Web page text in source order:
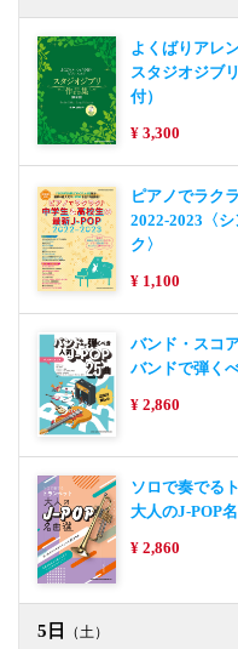
よくばりアレ
スタジオジブ
付）
¥ 3,300
ピアノでラク
2022-2023〈
ク〉
¥ 1,100
バンド・スコ
バンドで弾く
¥ 2,860
ソロで奏でる
大人のJ-POP
¥ 2,860
5日 （土）